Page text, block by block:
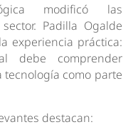
modificó las
Padilla Ogalde
experiencia práctica:
debe comprender
como parte
destacan: